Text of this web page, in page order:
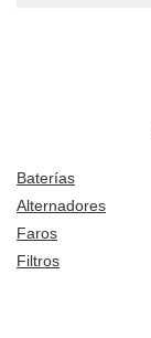
Baterías
Alternadores
Faros
Filtros